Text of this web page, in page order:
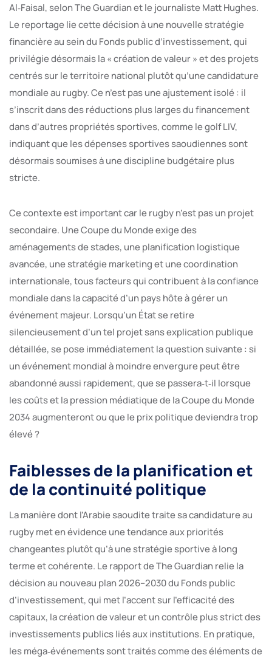
Al‑Faisal, selon The Guardian et le journaliste Matt Hughes.
Le reportage lie cette décision à une nouvelle stratégie
financière au sein du Fonds public d’investissement, qui
privilégie désormais la « création de valeur » et des projets
centrés sur le territoire national plutôt qu’une candidature
mondiale au rugby. Ce n’est pas une ajustement isolé : il
s’inscrit dans des réductions plus larges du financement
dans d’autres propriétés sportives, comme le golf LIV,
indiquant que les dépenses sportives saoudiennes sont
désormais soumises à une discipline budgétaire plus
stricte.
Ce contexte est important car le rugby n’est pas un projet
secondaire. Une Coupe du Monde exige des
aménagements de stades, une planification logistique
avancée, une stratégie marketing et une coordination
internationale, tous facteurs qui contribuent à la confiance
mondiale dans la capacité d’un pays hôte à gérer un
événement majeur. Lorsqu’un État se retire
silencieusement d’un tel projet sans explication publique
détaillée, se pose immédiatement la question suivante : si
un événement mondial à moindre envergure peut être
abandonné aussi rapidement, que se passera‑t‑il lorsque
les coûts et la pression médiatique de la Coupe du Monde
2034 augmenteront ou que le prix politique deviendra trop
élevé ?
Faiblesses de la planification et
de la continuité politique
La manière dont l’Arabie saoudite traite sa candidature au
rugby met en évidence une tendance aux priorités
changeantes plutôt qu’à une stratégie sportive à long
terme et cohérente. Le rapport de The Guardian relie la
décision au nouveau plan 2026–2030 du Fonds public
d’investissement, qui met l’accent sur l’efficacité des
capitaux, la création de valeur et un contrôle plus strict des
investissements publics liés aux institutions. En pratique,
les méga‑événements sont traités comme des éléments de